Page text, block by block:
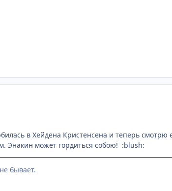
в Хейдена Кристенсена и теперь
Энакин может гордиться собою! :blush:
бывает.